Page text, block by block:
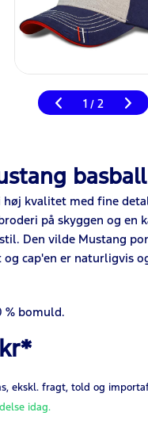
1 / 2
basball
høj kvalitet med fine
på skyggen og en
Den vilde Mustang
og cap'en er naturligvis
% bomuld.
ekskl. fragt, told og
idag.